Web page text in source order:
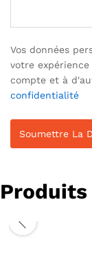
Vos données
votre
compte et à
confidentialité